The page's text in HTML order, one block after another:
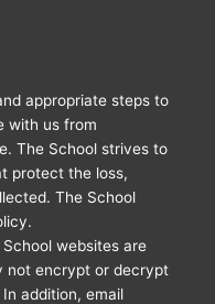
appropriate steps to
with us from
The School strives to
protect the loss,
The School
websites are
not encrypt or decrypt
addition, email